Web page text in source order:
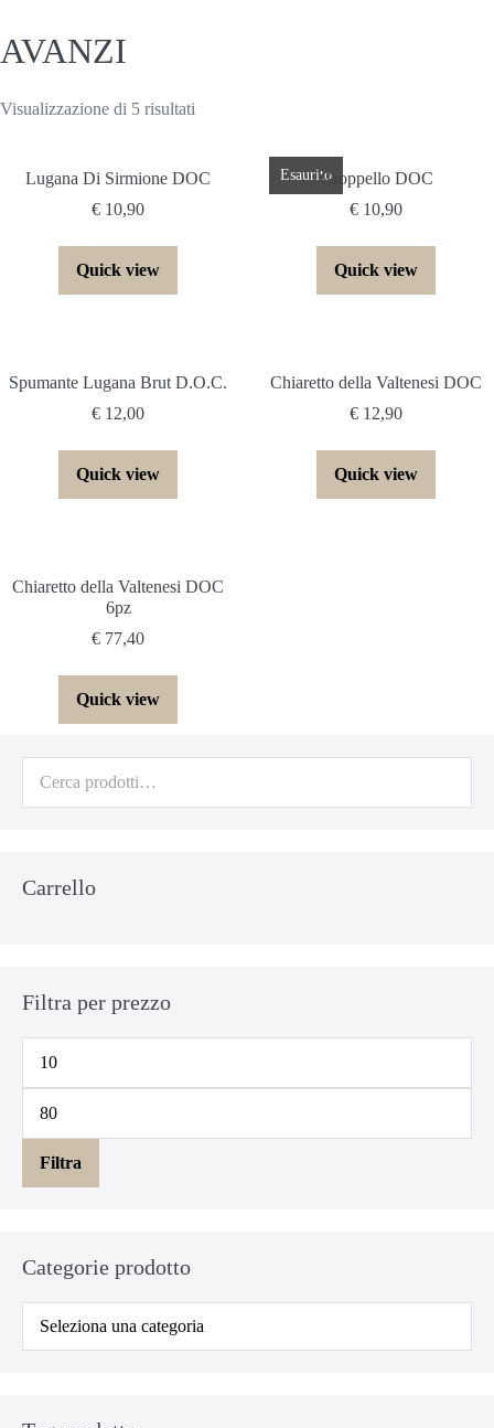
al
AVANZI
Visualizzazione di 5 risultati
economico
Lugana Di Sirmione DOC
€ 10,90
Quick view
EsauritoGroppello DOC
€ 10,90
Quick view
Spumante Lugana Brut D.O.C.
€ 12,00
Quick view
Chiaretto della Valtenesi DOC
€ 12,90
Quick view
Chiaretto della Valtenesi DOC
6pz
€ 77,40
Quick view
Carrello
Filtra per prezzo
Filtra
Categorie prodotto